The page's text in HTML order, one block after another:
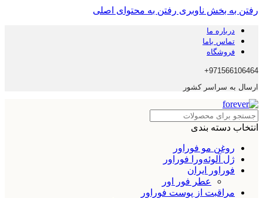
رفتن به بخش ناوبری رفتن به محتوای اصلی
درباره ما
تماس باما
فروشگاه
971566106464+
ارسال به سراسر کشور
انتخاب دسته بندی
روغن مو فوراور
ژل آلوئه‌ورا فوراور
فوراور ایران
عطر فور اور
مراقبت از پوست فوراور